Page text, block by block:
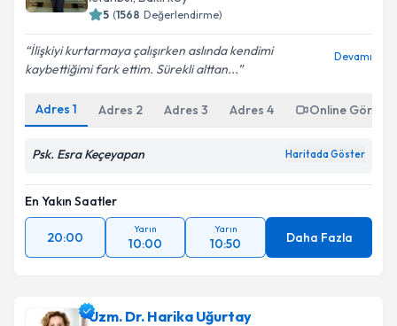
5 (1568 Değerlendirme)
İlişkiyi kurtarmaya çalışırken aslında kendimi
kaybettiğimi fark ettim. Sürekli alttan...
Devamı
Adres 1 Adres 2 Adres 3 Adres 4 Online
Psk. Esra Keçeyapan Haritada Göster
En Yakın Saatler
20:00
Yarın
10:00
Yarın
10:50 Daha Fazla
Uzm. Dr. Harika Uğurtay